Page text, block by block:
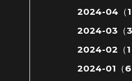
2024-04（1
2024-03（3
2024-02（1
2024-01（6